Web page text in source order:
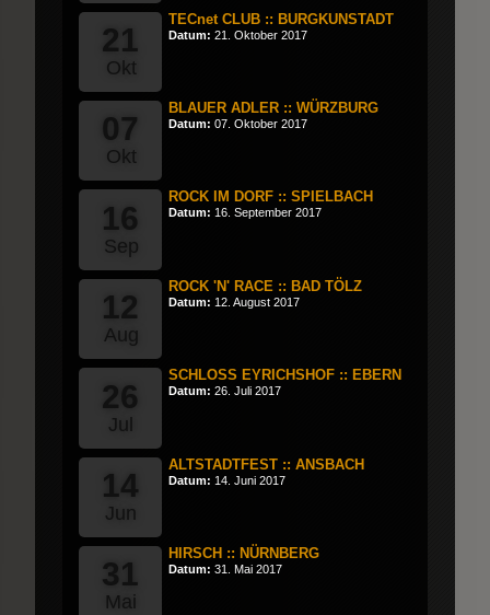
21
Okt
TECnet CLUB :: BURGKUNSTADT
Datum: 21. Oktober 2017
07
Okt
BLAUER ADLER :: WÜRZBURG
Datum: 07. Oktober 2017
16
Sep
ROCK IM DORF :: SPIELBACH
Datum: 16. September 2017
12
Aug
ROCK 'N' RACE :: BAD TÖLZ
Datum: 12. August 2017
26
Jul
SCHLOSS EYRICHSHOF :: EBERN
Datum: 26. Juli 2017
14
Jun
ALTSTADTFEST :: ANSBACH
Datum: 14. Juni 2017
31
Mai
HIRSCH :: NÜRNBERG
Datum: 31. Mai 2017